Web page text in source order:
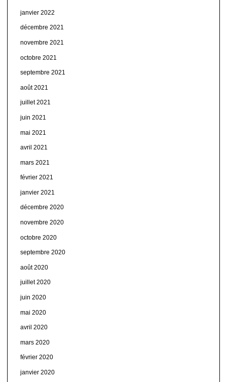
janvier 2022
décembre 2021
novembre 2021
octobre 2021
septembre 2021
août 2021
juillet 2021
juin 2021
mai 2021
avril 2021
mars 2021
février 2021
janvier 2021
décembre 2020
novembre 2020
octobre 2020
septembre 2020
août 2020
juillet 2020
juin 2020
mai 2020
avril 2020
mars 2020
février 2020
janvier 2020